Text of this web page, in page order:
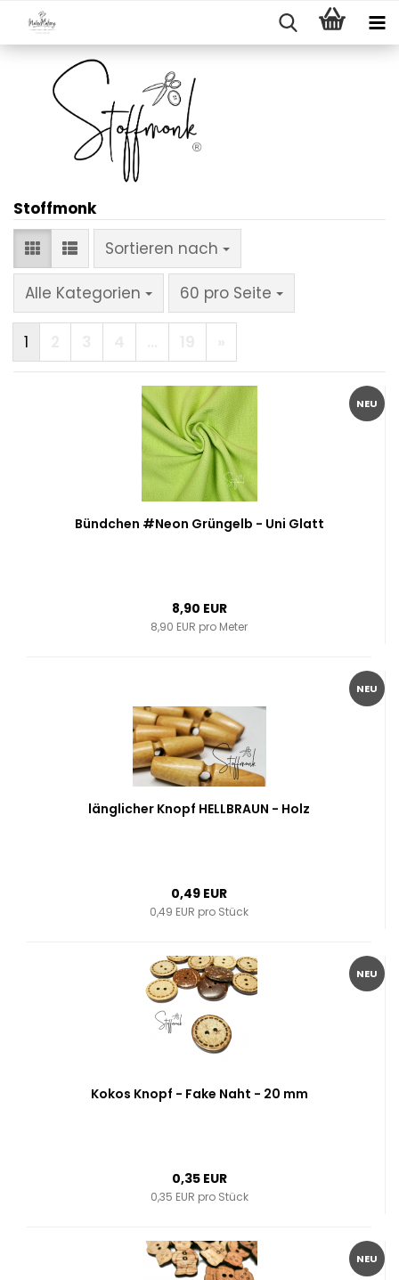
Stoffmonk
Sortieren nach
Sortieren nach
Alle Kategorien 60 pro Seite
pro Seite
1
NEU
Bündchen #Neon Grüngelb - Uni Glatt
8,90 EUR
8,90 EUR pro Meter
NEU
länglicher Knopf HELLBRAUN - Holz
0,49 EUR
0,49 EUR pro Stück
NEU
Kokos Knopf - Fake Naht - 20 mm
0,35 EUR
0,35 EUR pro Stück
NEU